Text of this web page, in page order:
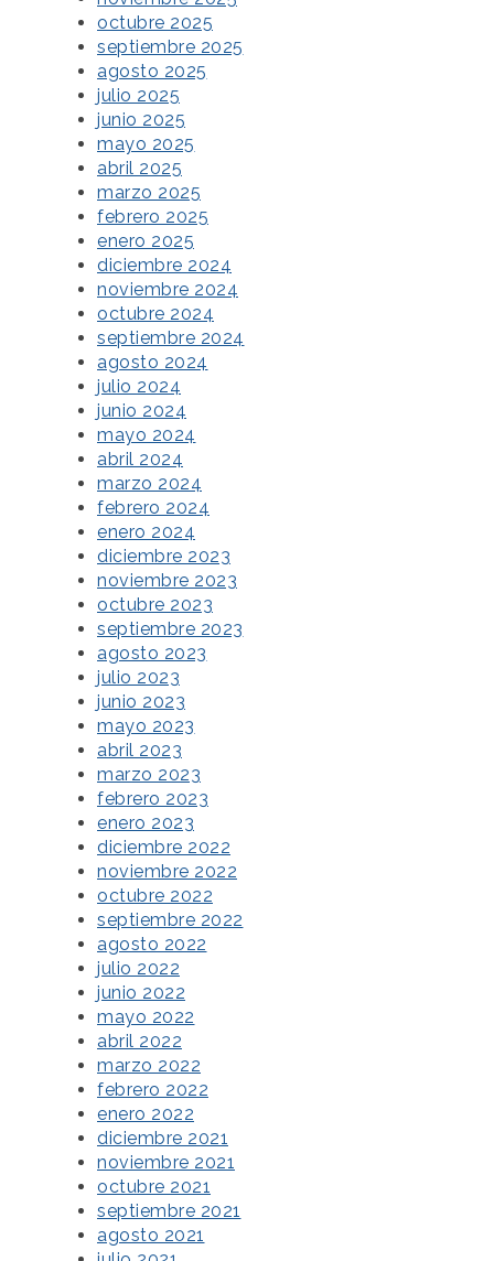
octubre 2025
septiembre 2025
agosto 2025
julio 2025
junio 2025
mayo 2025
abril 2025
marzo 2025
febrero 2025
enero 2025
diciembre 2024
noviembre 2024
octubre 2024
septiembre 2024
agosto 2024
julio 2024
junio 2024
mayo 2024
abril 2024
marzo 2024
febrero 2024
enero 2024
diciembre 2023
noviembre 2023
octubre 2023
septiembre 2023
agosto 2023
julio 2023
junio 2023
mayo 2023
abril 2023
marzo 2023
febrero 2023
enero 2023
diciembre 2022
noviembre 2022
octubre 2022
septiembre 2022
agosto 2022
julio 2022
junio 2022
mayo 2022
abril 2022
marzo 2022
febrero 2022
enero 2022
diciembre 2021
noviembre 2021
octubre 2021
septiembre 2021
agosto 2021